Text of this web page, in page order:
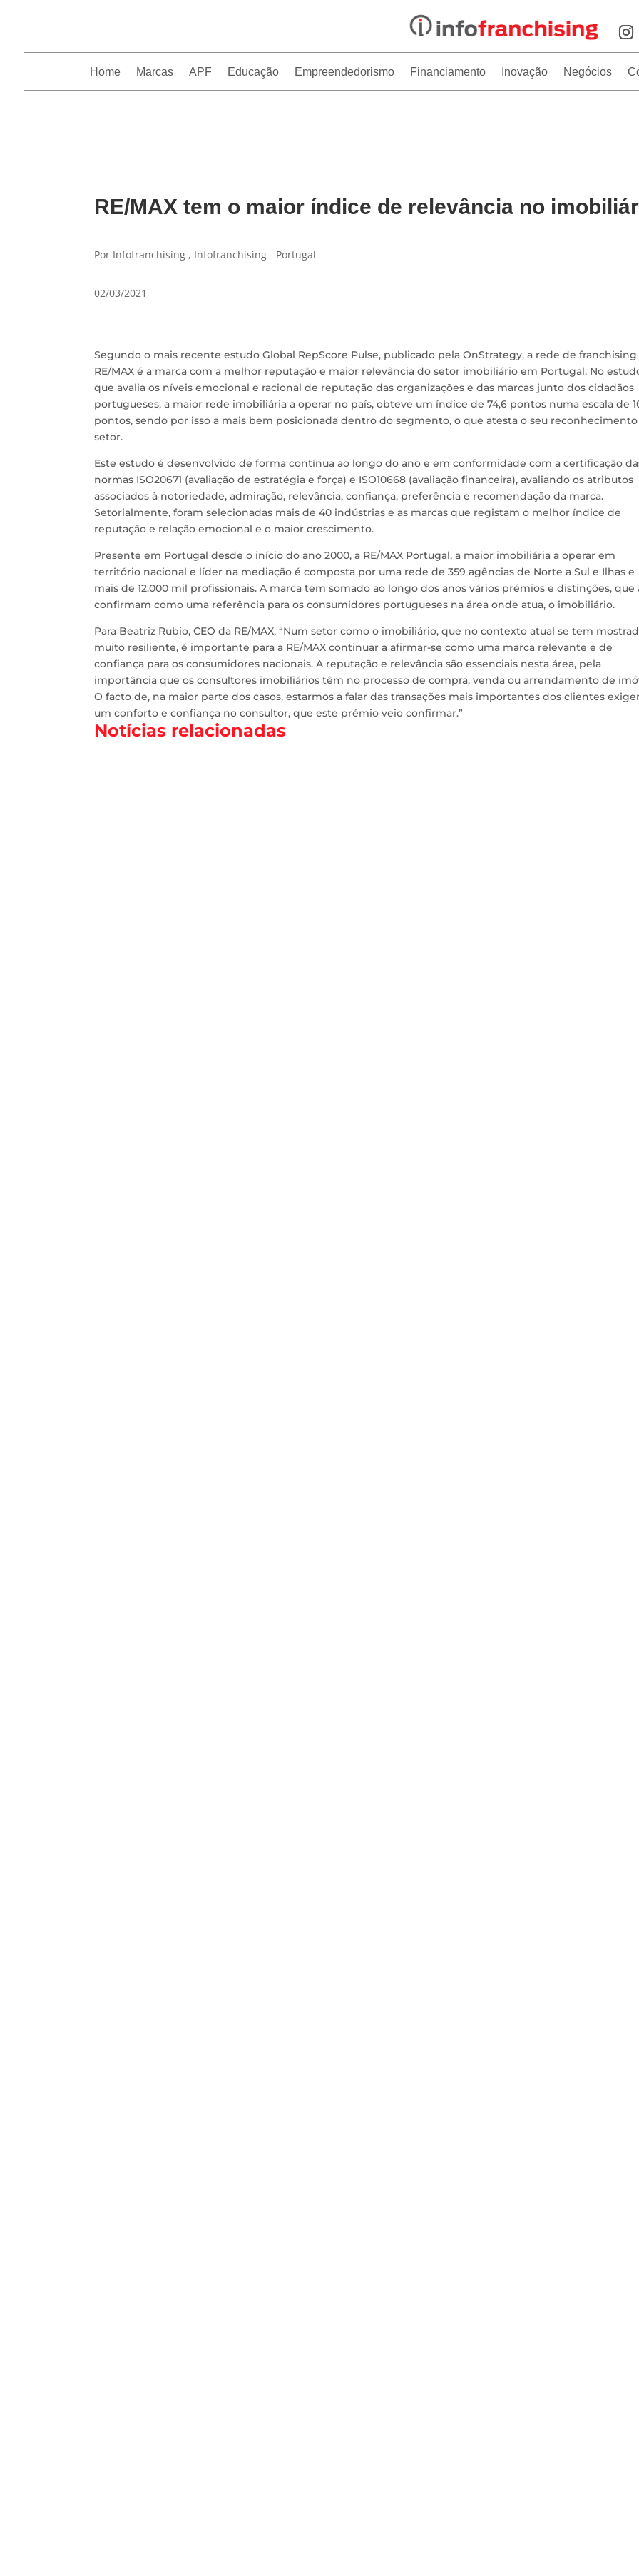
Home Marcas APF Educação Empreendedorismo Financiamento Inovação Negócios
RE/MAX tem o maior índice de relevância no
Por Infofranchising , Infofranchising - Portugal
02/03/2021
Segundo o mais recente estudo Global RepScore Pulse, publicado pela OnStrategy, a rede de franchising
RE/MAX é a marca com a melhor reputação e maior relevância do setor imobiliário em Portugal. No
que avalia os níveis emocional e racional de reputação das organizações e das marcas junto dos cidadãos
portugueses, a maior rede imobiliária a operar no país, obteve um índice de 74,6 pontos numa escala de
pontos, sendo por isso a mais bem posicionada dentro do segmento, o que atesta o seu
setor.
Este estudo é desenvolvido de forma contínua ao longo do ano e em conformidade com a certificação
normas ISO20671 (avaliação de estratégia e força) e ISO10668 (avaliação financeira), avaliando os atributos
associados à notoriedade, admiração, relevância, confiança, preferência e recomendação da marca.
Setorialmente, foram selecionadas mais de 40 indústrias e as marcas que registam o melhor índice de
reputação e relação emocional e o maior crescimento.
Presente em Portugal desde o início do ano 2000, a RE/MAX Portugal, a maior imobiliária a operar em
território nacional e líder na mediação é composta por uma rede de 359 agências de Norte a Sul e Ilhas e
mais de 12.000 mil profissionais. A marca tem somado ao longo dos anos vários prémios e distinções, que
confirmam como uma referência para os consumidores portugueses na área onde atua, o imobiliário.
Para Beatriz Rubio, CEO da RE/MAX, “Num setor como o imobiliário, que no contexto atual se tem
muito resiliente, é importante para a RE/MAX continuar a afirmar-se como uma marca relevante e de
confiança para os consumidores nacionais. A reputação e relevância são essenciais nesta área, pela
importância que os consultores imobiliários têm no processo de compra, venda ou arrendamento de
O facto de, na maior parte dos casos, estarmos a falar das transações mais importantes dos clientes
um conforto e confiança no consultor, que este prémio veio confirmar.”
Notícias relacionadas